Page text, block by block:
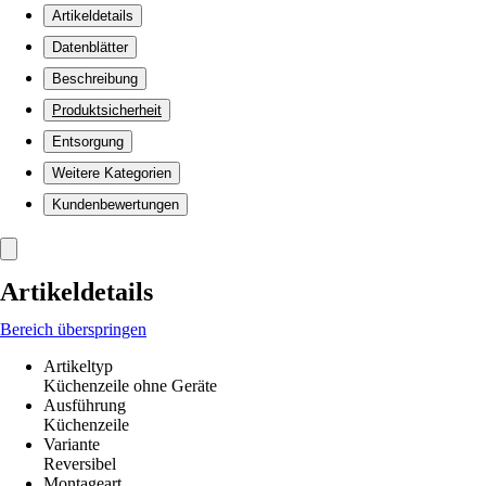
Artikeldetails
Datenblätter
Beschreibung
Produktsicherheit
Entsorgung
Weitere Kategorien
Kundenbewertungen
Artikeldetails
Bereich überspringen
Artikeltyp
Küchenzeile ohne Geräte
Ausführung
Küchenzeile
Variante
Reversibel